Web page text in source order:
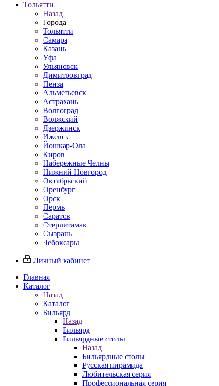
Тольятти
Назад
Города
Тольятти
Самара
Казань
Уфа
Ульяновск
Димитровград
Пенза
Альметьевск
Астрахань
Волгоград
Волжский
Дзержинск
Ижевск
Йошкар-Ола
Киров
Набережные Челны
Нижний Новгород
Октябрьский
Оренбург
Орск
Пермь
Саратов
Стерлитамак
Сызрань
Чебоксары
Личный кабинет
Главная
Каталог
Назад
Каталог
Бильярд
Назад
Бильярд
Бильярдные столы
Назад
Бильярдные столы
Русская пирамида
Любительская серия
Профессиональная серия